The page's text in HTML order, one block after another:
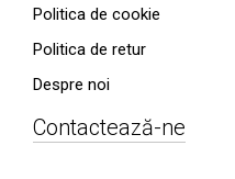
Politica de cookie
Politica de retur
Despre noi
Contactează-ne